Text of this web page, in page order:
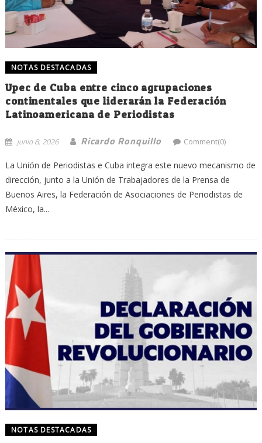
NOTAS DESTACADAS
Upec de Cuba entre cinco agrupaciones
continentales que liderarán la Federación
Latinoamericana de Periodistas
junio 8, 2026 Ricardo Ronquillo Comment(0)
La Unión de Periodistas e Cuba integra este nuevo mecanismo de
dirección, junto a la Unión de Trabajadores de la Prensa de
Buenos Aires, la Federación de Asociaciones de Periodistas de
México, la...
NOTAS DESTACADAS